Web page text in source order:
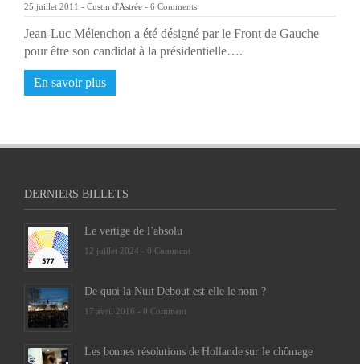
25 juillet 2011 - Custin d'Astrée - 6 Comments
Jean-Luc Mélenchon a été désigné par le Front de Gauche
pour être son candidat à la présidentielle….
En savoir plus
DERNIERS BILLETS
Le vertige de l’absolu
12 juillet 2024 - 0 Comment
De quoi la Nuit Debout est-elle le nom ?
17 avril 2016 - 0 Comment
Les bonnes résolutions de Hollande sur le chômage